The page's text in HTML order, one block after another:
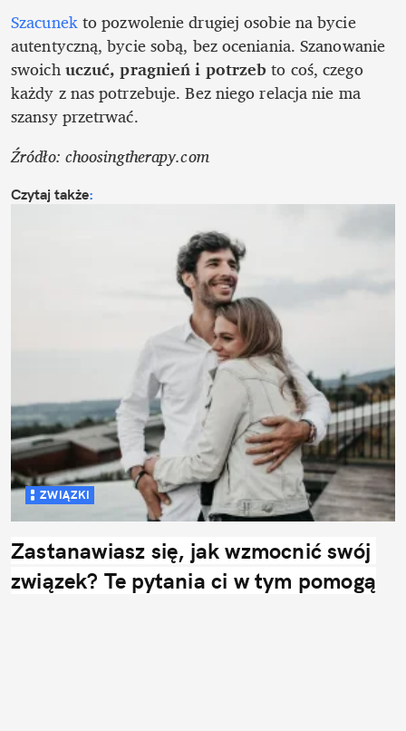
Szacunek to pozwolenie drugiej osobie na bycie
autentyczną, bycie sobą, bez oceniania. Szanowanie
swoich uczuć, pragnień i potrzeb to coś, czego
każdy z nas potrzebuje. Bez niego relacja nie ma
szansy przetrwać.
Źródło: choosingtherapy.com
Czytaj także:
ZWIĄZKI
Zastanawiasz się, jak wzmocnić swój
związek? Te pytania ci w tym pomogą